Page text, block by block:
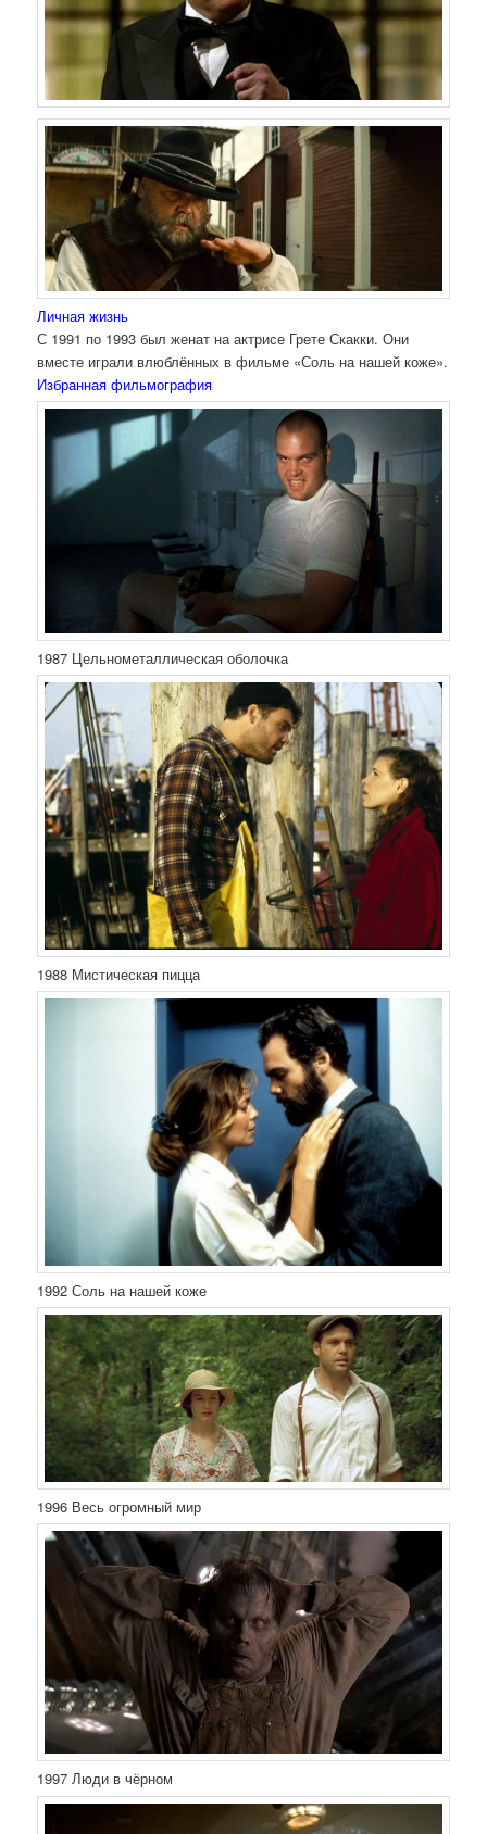
Личная жизнь
С 1991 по 1993 был женат на актрисе Грете Скакки. Они
вместе играли влюблённых в фильме «Соль на нашей коже».
Избранная фильмография
1987 Цельнометаллическая оболочка
1988 Мистическая пицца
1992 Соль на нашей коже
1996 Весь огромный мир
1997 Люди в чёрном